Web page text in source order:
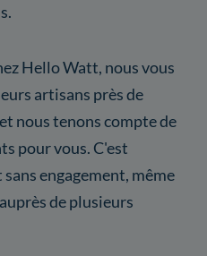
Hello Watt, nous vous
artisans près de
nous tenons compte de
pour vous. C'est
engagement, même
de plusieurs